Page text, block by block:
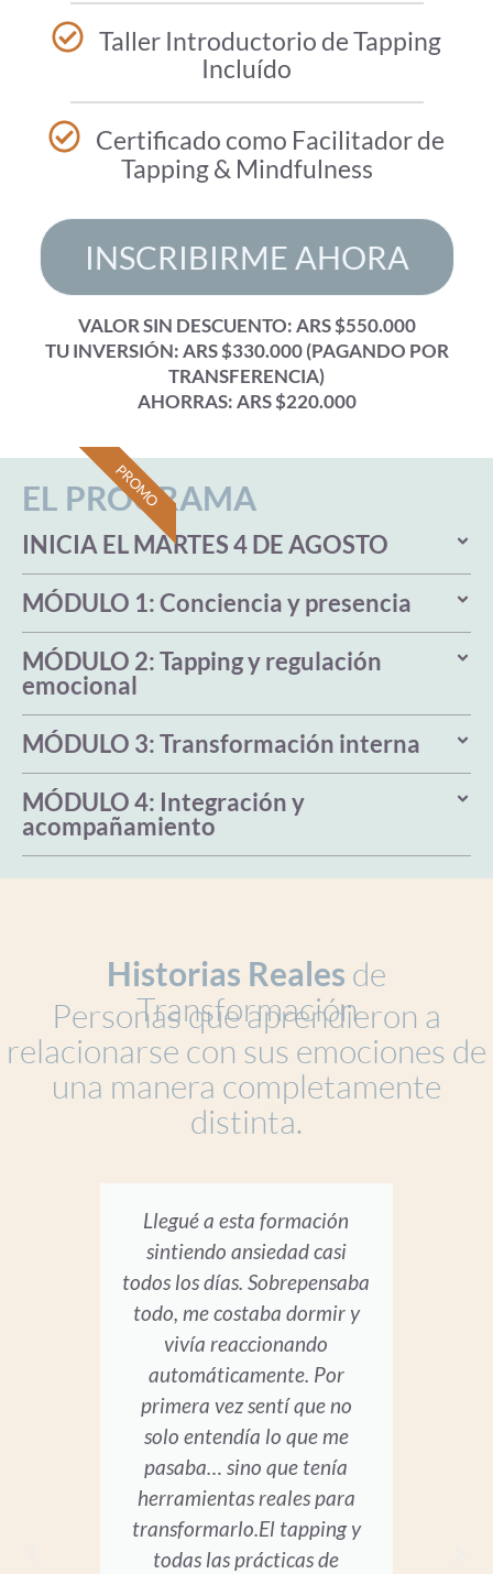
Taller Introductorio de Tapping
Incluído
Certificado como Facilitador de
Tapping & Mindfulness
INSCRIBIRME AHORA
VALOR SIN DESCUENTO: ARS $550.000
TU INVERSIÓN: ARS $330.000 (PAGANDO POR
TRANSFERENCIA)
AHORRAS: ARS $220.000
PROMO
EL PROGRAMA
INICIA EL MARTES 4 DE AGOSTO
MÓDULO 1: Conciencia y presencia
MÓDULO 2: Tapping y regulación
emocional
MÓDULO 3: Transformación interna
MÓDULO 4: Integración y
acompañamiento
Historias Reales de
Transformación
Personas que aprendieron a
relacionarse con sus emociones de
una manera completamente
distinta.
Llegué a esta formación
sintiendo ansiedad casi
todos los días. Sobrepensaba
todo, me costaba dormir y
vivía reaccionando
automáticamente. Por
primera vez sentí que no
solo entendía lo que me
pasaba… sino que tenía
herramientas reales para
transformarlo.El tapping y
todas las prácticas de